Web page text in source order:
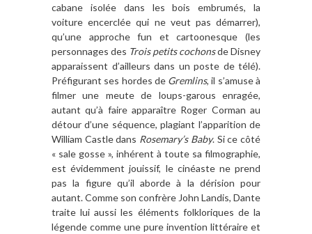
cabane isolée dans les bois embrumés, la
voiture encerclée qui ne veut pas démarrer),
qu’une approche fun et cartoonesque (les
personnages des Trois petits cochonsde Disney
apparaissent d’ailleurs dans un poste de télé).
Préfigurant ses hordes de Gremlins, il s’amuseà
filmer une meute de loups-garous enragée,
autant qu’à faire apparaître Roger Corman au
détour d’une séquence, plagiant l’apparition de
William Castle dans Rosemary’s Baby. Si ce côté
« sale gosse », inhérent à toute sa filmographie,
est évidemment jouissif, le cinéaste ne prend
pas la figure qu’il abordeà la dérision pour
autant. Comme son confrère John Landis, Dante
traite lui aussi les éléments folkloriques de la
légende comme une pure invention littéraire et